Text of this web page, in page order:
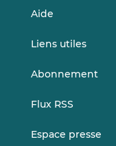
Aide
Liens utiles
Abonnement
Flux RSS
Espace presse